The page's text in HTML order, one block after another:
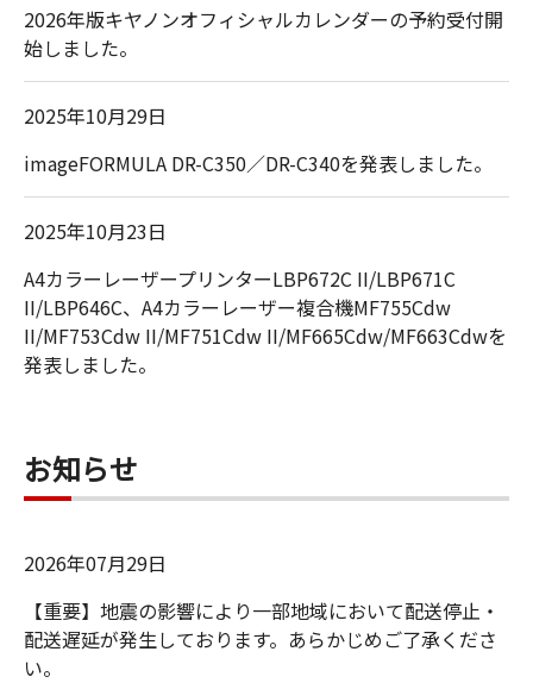
2026年版キヤノンオフィシャルカレンダーの予約受付開
始しました。
2025年10月29日
imageFORMULA DR-C350／DR-C340を発表しました。
2025年10月23日
A4カラーレーザープリンターLBP672C II/LBP671C
II/LBP646C、A4カラーレーザー複合機MF755Cdw
II/MF753Cdw II/MF751Cdw II/MF665Cdw/MF663Cdwを
発表しました。
お知らせ
2026年07月29日
【重要】地震の影響により一部地域において配送停止・
配送遅延が発生しております。あらかじめご了承くださ
い。